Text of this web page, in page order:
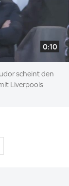
0:10
scheint den
Liverpools